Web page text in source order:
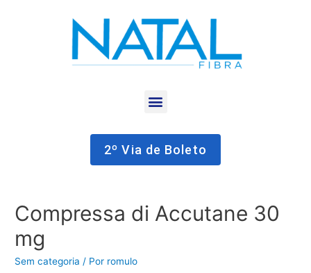
2º Via de Boleto
Compressa di Accutane 30
mg
Sem categoria / Por romulo